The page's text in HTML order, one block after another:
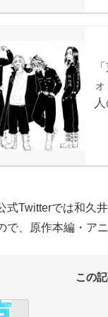
式Twitterでは和久
で、原作本編・ア
この